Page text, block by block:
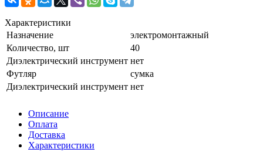
Характеристики
Назначение
электромонтажный
Количество, шт
40
Диэлектрический инструмент нет
Футляр
сумка
Диэлектрический инструмент нет
Описание
Оплата
Доставка
Характеристики